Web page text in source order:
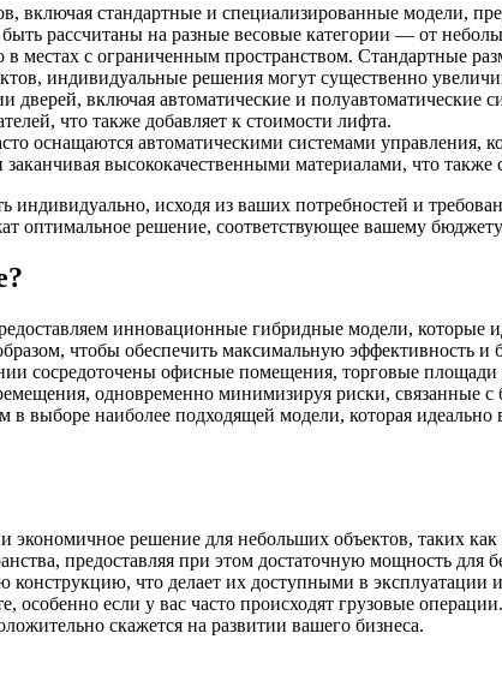
включая стандартные и специализированные модели,
рассчитаны на разные весовые категории — от
в местах с ограниченным пространством. Стандартные
индивидуальные решения могут существенно
дверей, включая автоматические и
что также добавляет к стоимости лифта.
оснащаются автоматическими системами управления,
высококачественными материалами, что также
исходя из ваших потребностей и
оптимальное решение, соответствующее вашему
инновационные гибридные модели, которые
чтобы обеспечить максимальную эффективность и
сосредоточены офисные помещения, торговые
одновременно минимизируя риски, связанные с
наиболее подходящей модели, которая идеально
решение для небольших объектов, таких
предоставляя при этом достаточную мощность для
что делает их доступными в
особенно если у вас часто происходят грузовые
скажется на развитии вашего бизнеса.